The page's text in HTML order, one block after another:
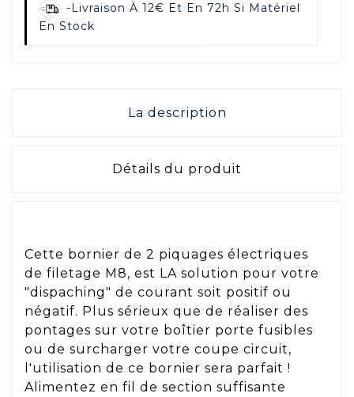
- Livraison À 12€ Et En 72h Si Matériel
En Stock
La description
Détails du produit
Cette bornier de 2 piquages électriques
de filetage M8, est LA solution pour votre
"dispaching" de courant soit positif ou
négatif. Plus sérieux que de réaliser des
pontages sur votre boîtier porte fusibles
ou de surcharger votre coupe circuit,
l'utilisation de ce bornier sera parfait !
Alimentez en fil de section suffisante